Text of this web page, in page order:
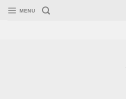
MENU